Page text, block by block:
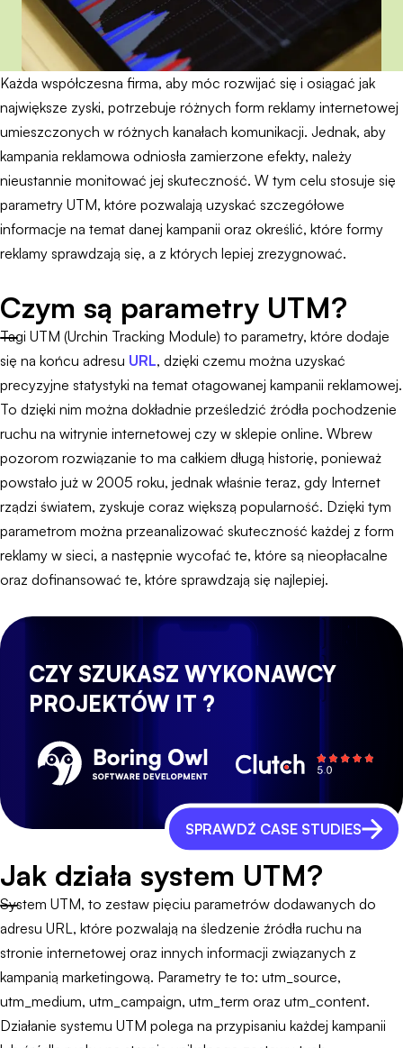
Każda współczesna firma, aby móc rozwijać się i osiągać jak
największe zyski, potrzebuje różnych form reklamy internetowej
umieszczonych w różnych kanałach komunikacji. Jednak, aby
kampania reklamowa odniosła zamierzone efekty, należy
nieustannie monitować jej skuteczność. W tym celu stosuje się
parametry UTM, które pozwalają uzyskać szczegółowe
informacje na temat danej kampanii oraz określić, które formy
reklamy sprawdzają się, a z których lepiej zrezygnować.
Czym są parametry UTM?
Tagi UTM (Urchin Tracking Module) to parametry, które dodaje
się na końcu adresu URL, dzięki czemu można uzyskać
precyzyjne statystyki na temat otagowanej kampanii reklamowej.
To dzięki nim można dokładnie prześledzić źródła pochodzenie
ruchu na witrynie internetowej czy w sklepie online. Wbrew
pozorom rozwiązanie to ma całkiem długą historię, ponieważ
powstało już w 2005 roku, jednak właśnie teraz, gdy Internet
rządzi światem, zyskuje coraz większą popularność. Dzięki tym
parametrom można przeanalizować skuteczność każdej z form
reklamy w sieci, a następnie wycofać te, które są nieopłacalne
oraz dofinansować te, które sprawdzają się najlepiej.
CZY SZUKASZ WYKONAWCY
PROJEKTÓW IT ?
SPRAWDŹ CASE STUDIES
Jak działa system UTM?
System UTM, to zestaw pięciu parametrów dodawanych do
adresu URL, które pozwalają na śledzenie źródła ruchu na
stronie internetowej oraz innych informacji związanych z
kampanią marketingową. Parametry te to: utm_source,
utm_medium, utm_campaign, utm_term oraz utm_content.
Działanie systemu UTM polega na przypisaniu każdej kampanii